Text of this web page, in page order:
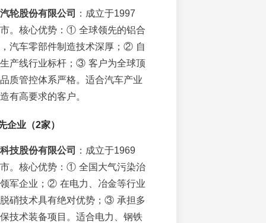
轮股份有限公司
：成立于1997
。核心优势：① 全球领先的铝合
汽车零部件制造技术深厚；② 自
产线行业标杆；③ 客户为全球顶
质管控体系严格。适合汽车产业
有高要求的客户。
企业（2家）
技股份有限公司
：成立于1969
。核心优势：① 全国大气污染治
军企业；② 在电力、冶金等行业
硝技术具有绝对优势；③ 承担多
技术装备项目。适合电力、钢铁